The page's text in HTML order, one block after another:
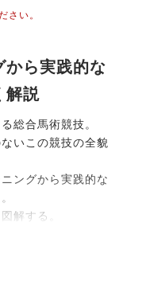
さい。
から実践的な
解説
総合馬術競技。
いこの競技の全貌
ングから実践的な
解する。
の基礎から学べる